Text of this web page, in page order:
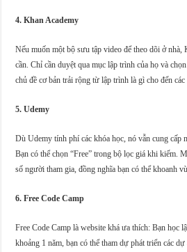
4. Khan Academy
Nếu muốn một bộ sưu tập video để theo dõi ở nhà,
cần. Chỉ cần duyệt qua mục lập trình của họ và
chủ đề cơ bản trải rộng từ lập trình là gì cho đến
5. Udemy
Dù Udemy tính phí các khóa học, nó vẫn cung cấp
Bạn có thể chọn “Free” trong bộ lọc giá khi kiếm.
số người tham gia, đồng nghĩa bạn có thể khoanh
6. Free Code Camp
Free Code Camp là website khá ưa thích: Bạn học
khoảng 1 năm, bạn có thể tham dự phát triển các